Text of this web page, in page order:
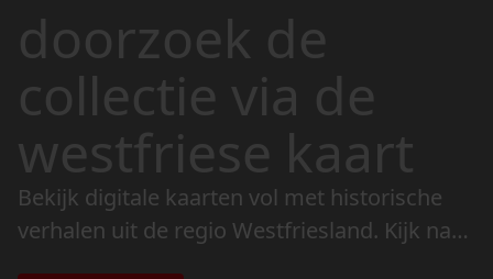
doorzoek de
collectie via de
westfriese kaart
Bekijk digitale kaarten vol met historische
verhalen uit de regio Westfriesland. Kijk naar